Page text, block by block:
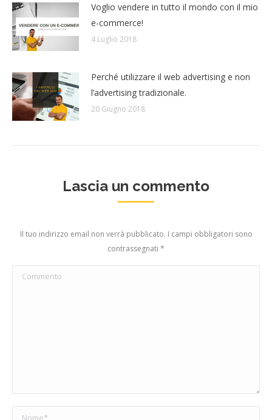
Voglio vendere in tutto il mondo con il mio
e-commerce!
4 Luglio 2018
Perché utilizzare il web advertising e non
l’advertising tradizionale.
20 Giugno 2018
Lascia un commento
Il tuo indirizzo email non verrà pubblicato. I campi obbligatori sono
contrassegnati *
Commento
Nome *